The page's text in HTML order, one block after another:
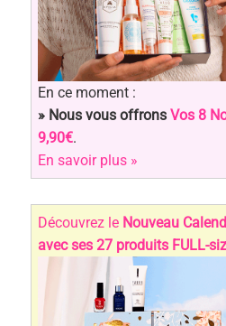
En ce moment :
» Nous vous offronsVos 8
9,90€.
En savoir plus »
Découvrez le Nouveau
avec ses 27 produits FULL-